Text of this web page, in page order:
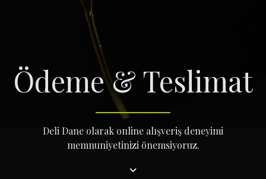
Ödeme & Teslimat
Deli Dane olarak online alışveriş deneyimi
memnuniyetinizi önemsiyoruz.